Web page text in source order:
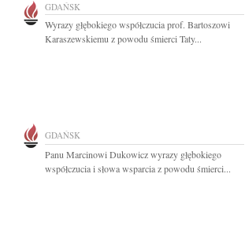
GDAŃSK
Wyrazy głębokiego współczucia prof. Bartoszowi
Karaszewskiemu z powodu śmierci Taty...
GDAŃSK
Panu Marcinowi Dukowicz wyrazy głębokiego
współczucia i słowa wsparcia z powodu śmierci...